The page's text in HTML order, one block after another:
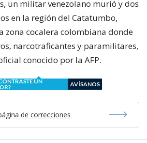
un militar venezolano murió y dos
en la región del Catatumbo,
zona cocalera colombiana donde
narcotraficantes y paramilitares,
conocido por la AFP.
UN
AVÍSANOS
de correcciones